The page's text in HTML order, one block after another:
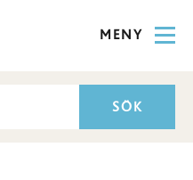
MENY